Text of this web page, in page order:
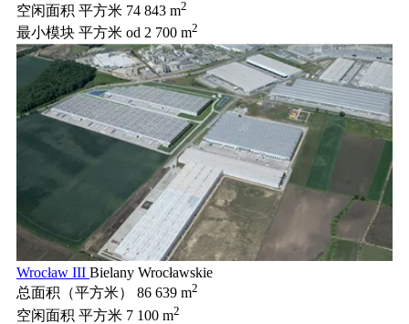
空闲面积 平方米 74 843 m2
最小模块 平方米 od 2 700 m2
Wrocław III Bielany Wrocławskie
总面积（平方米）
86 639 m2
空闲面积 平方米 7 100 m2